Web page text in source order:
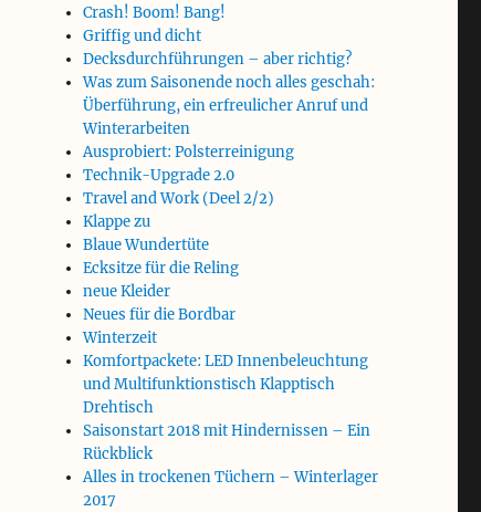
Crash! Boom! Bang!
Griffig und dicht
Decksdurchführungen – aber richtig?
Was zum Saisonende noch alles geschah:
Überführung, ein erfreulicher Anruf und
Winterarbeiten
Ausprobiert: Polsterreinigung
Technik-Upgrade 2.0
Travel and Work (Deel 2/2)
Klappe zu
Blaue Wundertüte
Ecksitze für die Reling
neue Kleider
Neues für die Bordbar
Winterzeit
Komfortpackete: LED Innenbeleuchtung
und Multifunktionstisch Klapptisch
Drehtisch
Saisonstart 2018 mit Hindernissen – Ein
Rückblick
Alles in trockenen Tüchern – Winterlager
2017